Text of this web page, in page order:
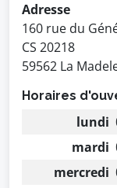
Adresse
160 rue du
CS 20218
59562 La
Horaires
lundi
mardi
mercredi